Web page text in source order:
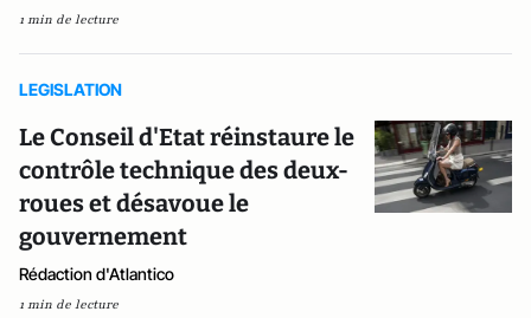
1 min de lecture
LEGISLATION
Le Conseil d'Etat réinstaure le
contrôle technique des deux-
roues et désavoue le
gouvernement
Rédaction d'Atlantico
1 min de lecture